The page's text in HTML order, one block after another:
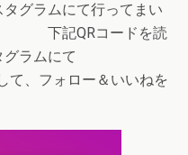
グラムにて行ってまい
コードを読
ラムにて
て、フォロー＆いいねを